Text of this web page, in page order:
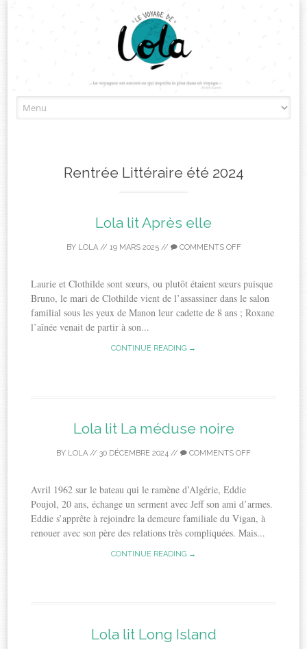
to
Rentrée Littéraire été 2024
Lola lit Après elle
BY LOLA// 19 MARS 2025// COMMENTS OFF
Laurie et Clothilde sont sœurs, ou plutôt étaient sœurs puisque
Bruno, le mari de Clothilde vient de l’assassiner dans le salon
familial sous les yeux de Manon leur cadette de 8 ans ; Roxane
l’aînée venait de partir à son...
CONTINUE READING →
Lola lit La méduse noire
BY LOLA // 30 DÉCEMBRE 2024 // COMMENTS OFF
Avril 1962 sur le bateau qui le ramène d’Algérie, Eddie
Poujol, 20 ans, échange un serment avec Jeff son ami d’armes.
Eddie s’apprête à rejoindre la demeure familiale du Vigan, à
renouer avec son père des relations très compliquées. Mais...
CONTINUE READING →
Lola lit Long Island